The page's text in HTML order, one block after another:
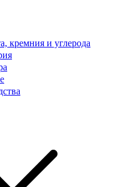
кремния и углерода